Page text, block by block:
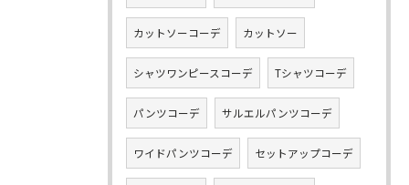
カットソーコーデ カットソー
シャツワンピースコーデ Tシャツコーデ
パンツコーデ サルエルパンツコーデ
ワイドパンツコーデ セットアップコーデ